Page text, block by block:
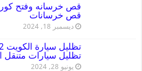
قص خرسانات
ديسمبر 18, 2024
تظليل سيارات متنقل
يونيو 28, 2024